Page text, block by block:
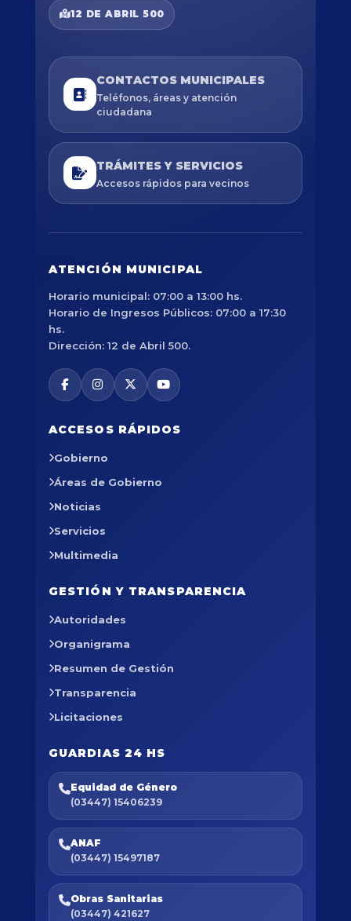
12 DE ABRIL 500
CONTACTOS MUNICIPALES
Teléfonos, áreas y atención
ciudadana
TRÁMITES Y SERVICIOS
Accesos rápidos para vecinos
ATENCIÓN MUNICIPAL
Horario municipal: 07:00 a 13:00 hs.
Horario de Ingresos Públicos: 07:00 a 17:30
hs.
Dirección: 12 de Abril 500.
ACCESOS RÁPIDOS
Gobierno
Áreas de Gobierno
Noticias
Servicios
Multimedia
GESTIÓN Y TRANSPARENCIA
Autoridades
Organigrama
Resumen de Gestión
Transparencia
Licitaciones
GUARDIAS 24 HS
Equidad de Género
(03447) 15406239
ANAF
(03447) 15497187
Obras Sanitarias
(03447) 421627